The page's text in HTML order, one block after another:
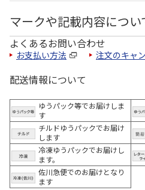
マークや記載内容につい
よくあるお問い合わせ
お支払い方法 注文のキャ
配送情報について
ゆうパック等でお届けしま
す
チルドゆうパックでお届け
します
冷凍ゆうパックでお届けし
ます。
佐川急便でのお届けとなり
ます